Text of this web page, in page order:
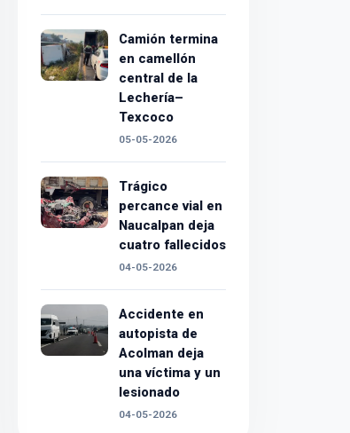
Camión termina
en camellón
central de la
Lechería–
Texcoco
05-05-2026
Trágico
percance vial en
Naucalpan deja
cuatro fallecidos
04-05-2026
Accidente en
autopista de
Acolman deja
una víctima y un
lesionado
04-05-2026